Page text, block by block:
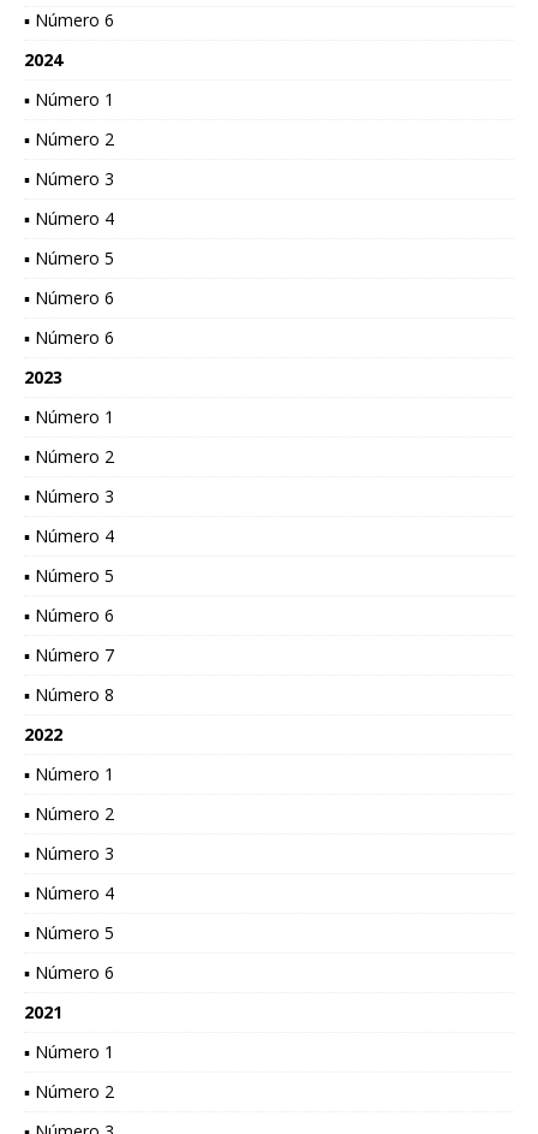
▪ Número 6
2024
▪ Número 1
▪ Número 2
▪ Número 3
▪ Número 4
▪ Número 5
▪ Número 6
▪ Número 6
2023
▪ Número 1
▪ Número 2
▪ Número 3
▪ Número 4
▪ Número 5
▪ Número 6
▪ Número 7
▪ Número 8
2022
▪ Número 1
▪ Número 2
▪ Número 3
▪ Número 4
▪ Número 5
▪ Número 6
2021
▪ Número 1
▪ Número 2